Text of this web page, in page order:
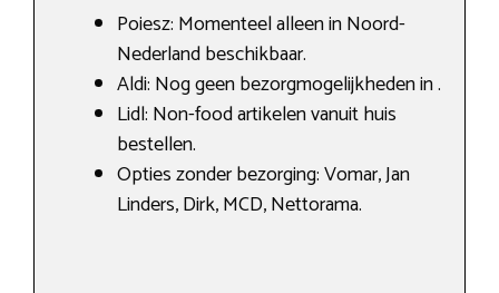
Poiesz: Momenteel alleen in Noord-
Nederland beschikbaar.
Aldi: Nog geen bezorgmogelijkheden in .
Lidl: Non-food artikelen vanuit huis
bestellen.
Opties zonder bezorging: Vomar, Jan
Linders, Dirk, MCD, Nettorama.